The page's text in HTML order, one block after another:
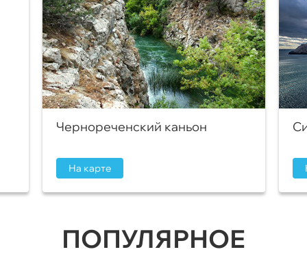
Чернореченский каньон
На карте
ПОПУЛЯРНОЕ